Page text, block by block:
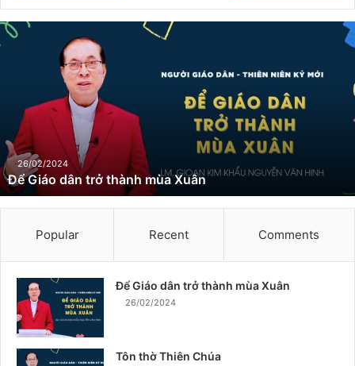
Đ
ể
â
n
t
r
ở
à
26/02/2024
Để Giáo dân trở thành mùa Xuân
Popular Recent Comments
Để Giáo dân trở thành mùa Xuân
26/02/2024
Tôn thờ Thiên Chúa